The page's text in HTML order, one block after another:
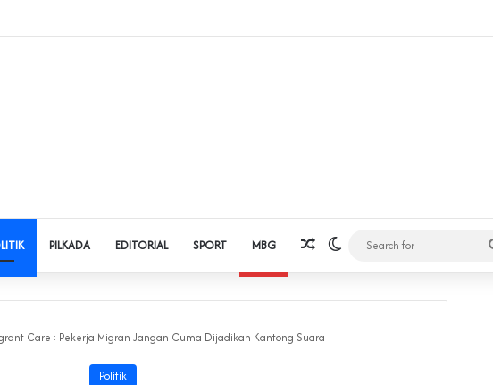
Banten Gandeng SPSI Perkuat Literasi Digital
PILKADA EDITORIAL SPORT MBG Random Article
Switch skin
Care : Pekerja Migran Jangan Cuma Dijadikan Kantong Suara
Politik